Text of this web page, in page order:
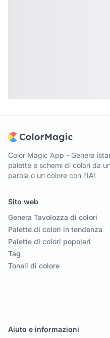
Color Magic App - Genera
palette e schemi di colori da
parola o un colore con l'IA!
Sito web
Genera Tavolozza di colori
Palette di colori in tendenza
Palette di colori popolari
Tag
Tonali di colore
Aiuto e informazioni